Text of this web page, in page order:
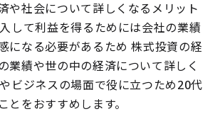
や社会について詳しくなるメリット
して利益を得るためには会社の業績
になる必要があるため 株式投資の経
業績や世の中の経済について詳しく
ビジネスの場面で役に立つため20代
とをおすすめします。